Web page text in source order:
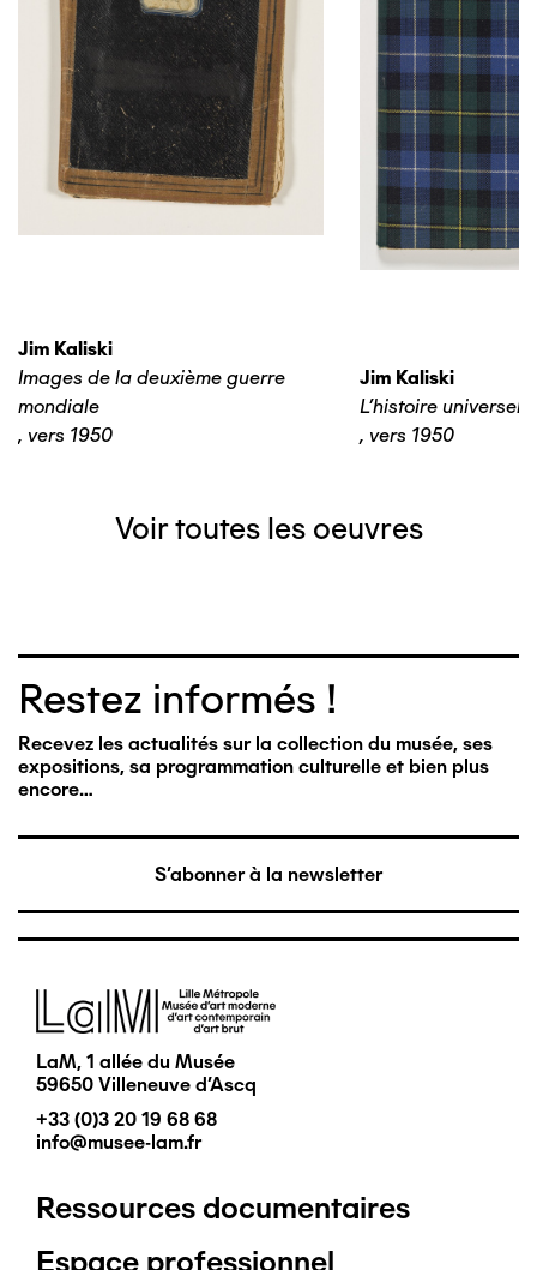
Jim Kaliski
Images de la deuxième guerre
mondiale
, vers 1950
Jim Kaliski
L’histoire universelle
, vers 1950
Voir toutes les oeuvres
Restez informés !
Recevez les actualités sur la collection du musée, ses
expositions, sa programmation culturelle et bien plus
encore…
S'abonner à la newsletter
Image
LaM, 1 allée du Musée
59650 Villeneuve d'Ascq
+33 (0)3 20 19 68 68
info@musee-lam.fr
Pied
Ressources documentaires
Espace professionnel